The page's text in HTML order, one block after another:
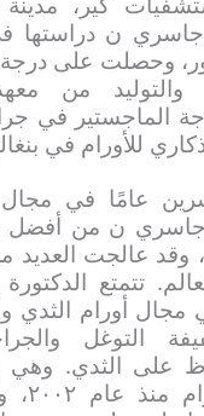
كير،
ن دراستها
وحصلت على
والتوليد من
الماجستير في
للأورام في
عامًا في مجال
ن من أفضل
وقد عالجت
تتمتع
أورام الثدي
التوغل
على الثدي. وهي
في